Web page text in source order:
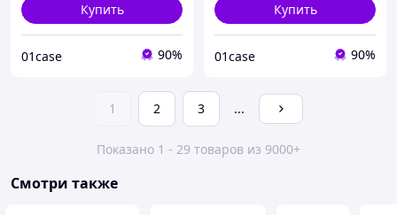
Купить
01case 90%
Купить
01case 90%
1 2 3 ...
Показано 1 - 29 товаров из 9000+
Смотри также